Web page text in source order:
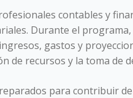
contables y
Durante el
gastos y
de recursos y la toma de
para contribuir